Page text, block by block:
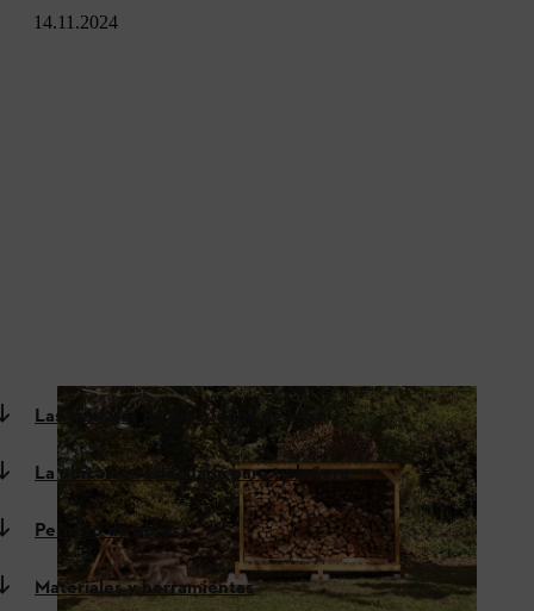
14.11.2024
Las ventajas de los fuegos de leña
La ubicación adecuada para tu leñera
Permiso de obras
Materiales y herramientas